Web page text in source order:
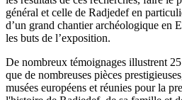
général et celle de Radjedef en
d’un grand chantier archéologique en
les buts de l’exposition.
De nombreux témoignages illustrent
que de nombreuses pièces
musées européens et réunies pour la